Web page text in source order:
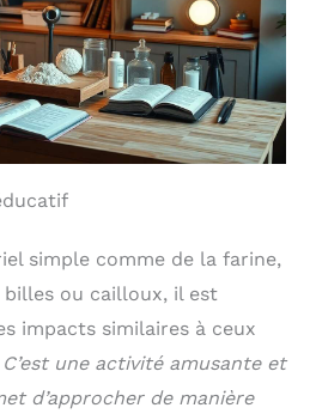
simple comme de la farine,
ou cailloux, il est
impacts similaires à ceux
C’est une activité amusante et
d’approcher de manière